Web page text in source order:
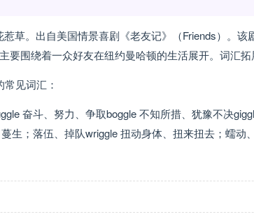
草。出自美国情景喜剧《老友记》（Friends）。该
要围绕着一众好友在纽约曼哈顿的生活展开。词汇拓
见词汇：
奋斗、努力、争取boggle 不知所措、犹豫不决
生；落伍、掉队wriggle 扭动身体、扭来扭去；蠕动